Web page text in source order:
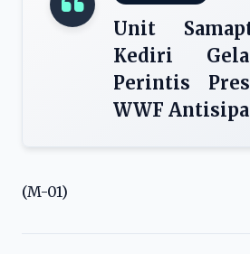
Unit
Kediri
Perintis
WWF
(M-01)